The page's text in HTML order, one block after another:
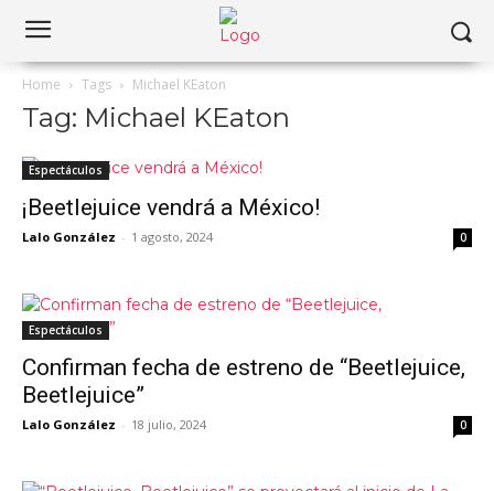
Home Tags Michael KEaton
Tag: Michael KEaton
Espectáculos
¡Beetlejuice vendrá a México!
Lalo González - 1 agosto, 2024 0
Espectáculos
Confirman fecha de estreno de “Beetlejuice,
Beetlejuice”
Lalo González - 18 julio, 2024 0